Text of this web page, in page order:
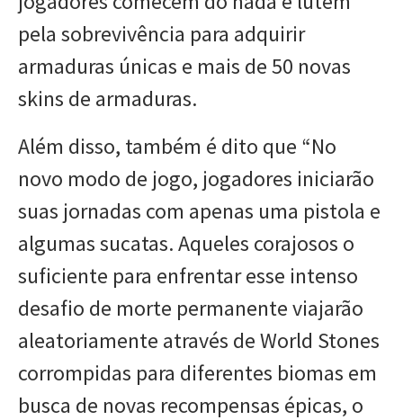
pela sobrevivência para adquirir
armaduras únicas e mais de 50 novas
skins de armaduras.
Além disso, também é dito que “No
novo modo de jogo, jogadores iniciarão
suas jornadas com apenas uma pistola e
algumas sucatas. Aqueles corajosos o
suficiente para enfrentar esse intenso
desafio de morte permanente viajarão
aleatoriamente através de World Stones
corrompidas para diferentes biomas em
busca de novas recompensas épicas, o